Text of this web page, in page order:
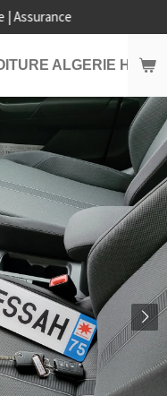
ALGERIE HORS
| Assurance